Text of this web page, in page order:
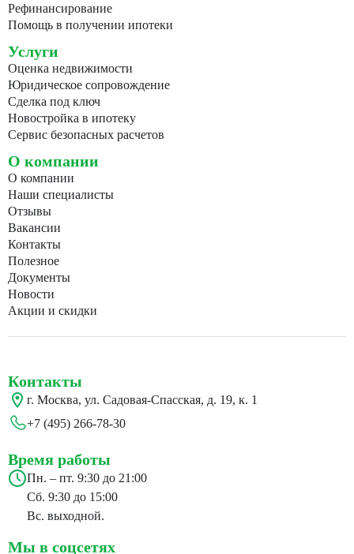
Рефинансирование
Помощь в получении ипотеки
Услуги
Оценка недвижимости
Юридическое сопровождение
Сделка под ключ
Новостройка в ипотеку
Сервис безопасных расчетов
О компании
О компании
Наши специалисты
Отзывы
Вакансии
Контакты
Полезное
Документы
Новости
Акции и скидки
Контакты
г. Москва, ул. Садовая-Спасская, д. 19, к. 1
+7 (495) 266-78-30
Время работы
Пн. – пт. 9:30 до 21:00
Сб. 9:30 до 15:00
Вс. выходной.
Мы в соцсетях